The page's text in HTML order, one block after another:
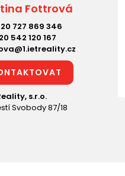
Fottrová
727 869 346
542 120 167
s.r.o.
Svobody 87/18